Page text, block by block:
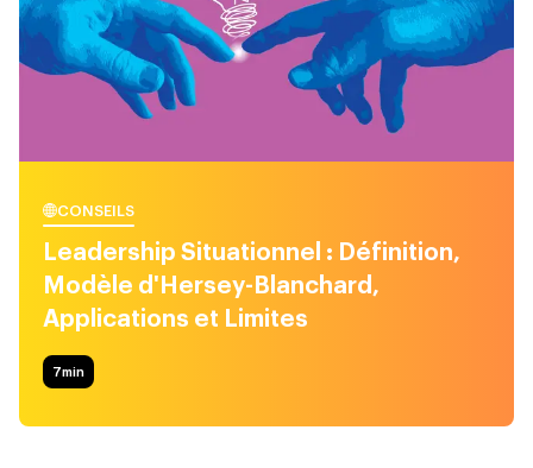
CONSEILS
Leadership Situationnel : Définition,
Modèle d'Hersey-Blanchard,
Applications et Limites
7min